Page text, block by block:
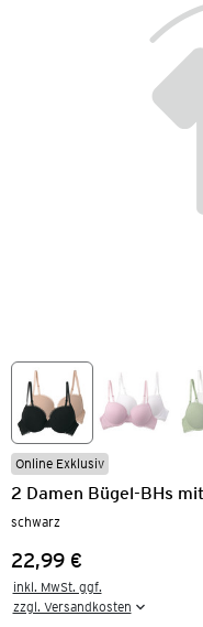
Online Exklusiv
2 Damen Bügel-BHs
schwarz
Preis:
22,99 €
inkl. MwSt. ggf.
zzgl. Versandkosten